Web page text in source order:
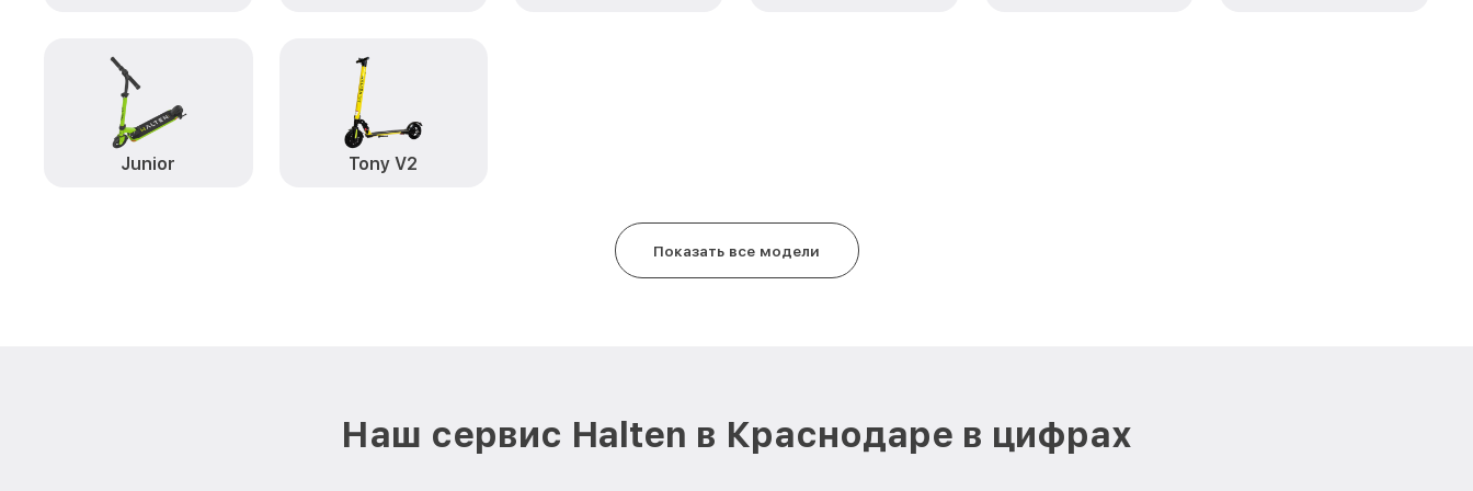
Junior Tony V2
Показать все модели
Наш сервис Halten в Краснодаре в цифрах